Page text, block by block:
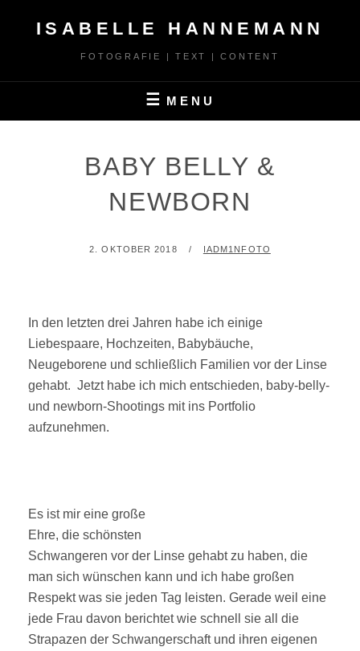
ISABELLE HANNEMANN
FOTOGRAFIE | TEXT | CONTENT
MENU
BABY BELLY &
NEWBORN
POSTED
2. OKTOBER 2018 BY
IADM1NFOTO
In den letzten drei Jahren habe ich einige
Liebespaare, Hochzeiten, Babybäuche,
Neugeborene und schließlich Familien vor der Linse
gehabt. Jetzt habe ich mich entschieden, baby-belly-
und newborn-Shootings mit ins Portfolio
aufzunehmen.
Es ist mir eine große
Ehre, die schönsten
Schwangeren vor der Linse gehabt zu haben, die
man sich wünschen kann und ich habe großen
Respekt was sie jeden Tag leisten. Gerade weil eine
jede Frau davon berichtet wie schnell sie all die
Strapazen der Schwangerschaft und ihren eigenen